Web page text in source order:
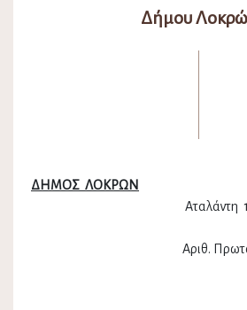
Δήμου
ΔΗΜΟΣ ΛΟΚΡΩΝ
Αταλάντη 1/2/
Αριθ.